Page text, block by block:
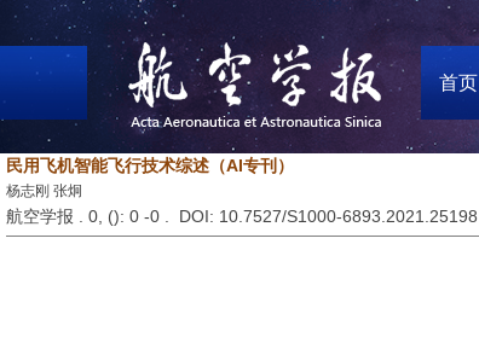
首页
民用飞机智能飞行技术综述（AI专刊）
杨志刚 张炯
航空学报 . 0, (): 0 -0 . DOI: 10.7527/S1000-6893.2021.25198